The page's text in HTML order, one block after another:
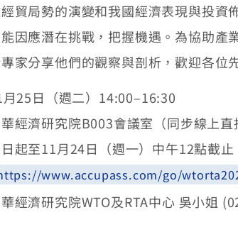
貿局勢的演變和我國經濟表現與投
因應潛在挑戰，把握機遇。為協助產
家分享他們的觀察與剖析，歡迎各位
25日（週二）14:00–16:30
經濟研究院B003會議室（同步線上直
起至11月24日（週一）中午12點截止
www.accupass.com/go/
經濟研究院WTO及RTA中心 吳小姐